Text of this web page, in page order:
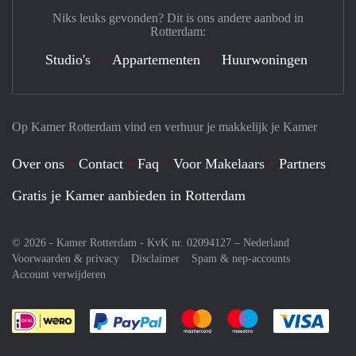
Op Kamer Rotterdam vind en verhuur je makkelijk je Kamer
Over ons Contact Faq Voor Makelaars
Partners
Gratis je Kamer aanbieden in Rotterdam
© 2026 - Kamer Rotterdam - KvK nr. 02094127 – Nederland
Voorwaarden & privacy
Disclaimer
Spam & nep-accounts
Account verwijderen
Je rekent gemakkelijk af met Paypal
Je rekent gemakkelijk af met
Je rekent
Niks leuks gevonden? Dit is ons andere aanbod in
Rotterdam:
Studio's Appartementen Huurwoningen